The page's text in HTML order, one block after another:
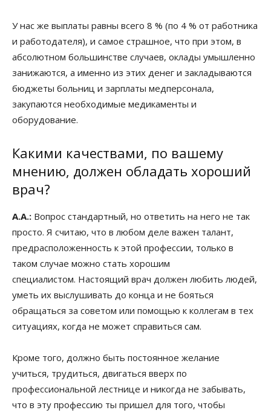
У нас же выплаты равны всего 8 % (по 4 % от работника
и работодателя), и самое страшное, что при этом, в
абсолютном большинстве случаев, оклады умышленно
занижаются, а именно из этих денег и закладываются
бюджеты больниц и зарплаты медперсонала,
закупаются необходимые медикаменты и
оборудование.
Какими качествами, по вашему
мнению, должен обладать хороший
врач?
А.А.: Вопрос стандартный, но ответить на него не так
просто. Я считаю, что в любом деле важен талант,
предрасположенность к этой профессии, только в
таком случае можно стать хорошим
специалистом. Настоящий врач должен любить людей,
уметь их выслушивать до конца и не бояться
обращаться за советом или помощью к коллегам в тех
ситуациях, когда не может справиться сам.
Кроме того, должно быть постоянное желание
учиться, трудиться, двигаться вверх по
профессиональной лестнице и никогда не забывать,
что в эту профессию ты пришел для того, чтобы